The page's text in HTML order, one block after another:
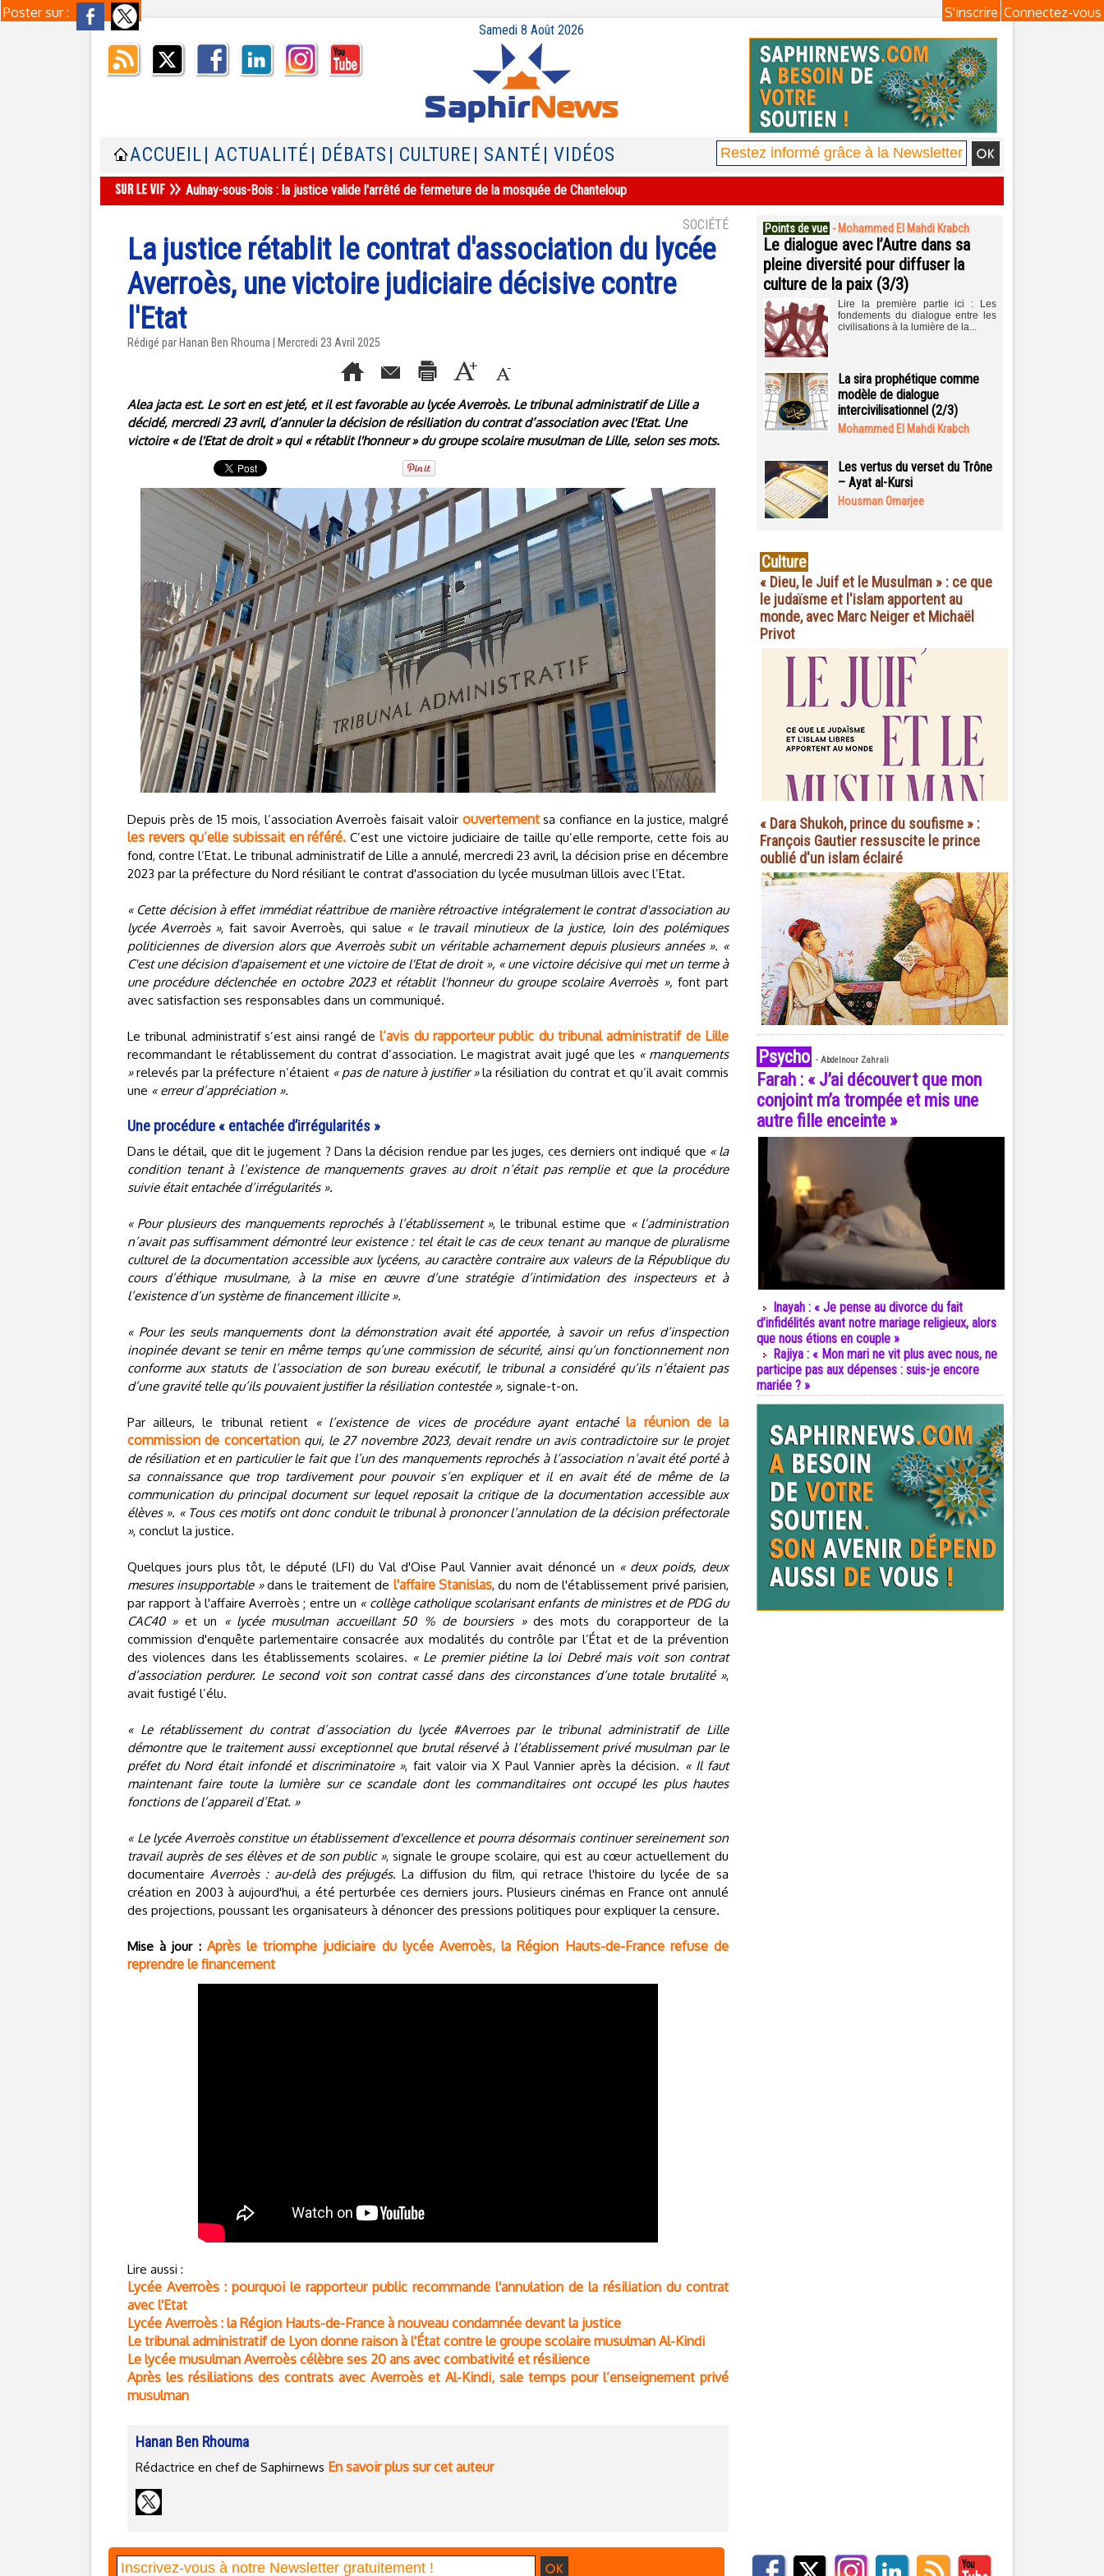
Poster sur : Connectez-vous
S'inscrire
Samedi 8 Août 2026
ACCUEIL | ACTUALITÉ | DÉBATS | CULTURE | SANTÉ | VIDÉOS
Aulnay-sous-Bois : la justice valide l'arrêté de fermeture de la mosquée de Chanteloup
SOCIÉTÉ
La justice rétablit le contrat d'association du lycée
Averroès, une victoire judiciaire décisive contre
l'Etat
Rédigé par Hanan Ben Rhouma | Mercredi 23 Avril 2025
Alea jacta est. Le sort en est jeté, et il est favorable au lycée Averroès. Le tribunal administratif de Lille a
décidé, mercredi 23 avril, d’annuler la décision de résiliation du contrat d’association avec l'Etat. Une
victoire « de l'Etat de droit » qui « rétablit l'honneur » du groupe scolaire musulman de Lille, selon ses mots.
Depuis près de 15 mois, l’association Averroès faisait valoir ouvertementsa confiance en la justice, malgré
les revers qu’elle subissait en référé. C’est une victoire judiciaire de taille qu’elle remporte, cette fois au
fond, contre l’Etat. Le tribunal administratif de Lille a annulé, mercredi 23 avril, la décision prise en décembre
2023 par la préfecture du Nord résiliant le contrat d'association du lycée musulman lillois avec l’Etat.
« Cette décision à effet immédiat réattribue de manière rétroactive intégralement le contrat d'association au
lycée Averroès », fait savoir Averroès, qui salue « le travail minutieux de la justice, loin des polémiques
politiciennes de diversion alors que Averroès subit un véritable acharnement depuis plusieurs années ». «
C'est une décision d'apaisement et une victoire de l'Etat de droit », « une victoire décisive qui met un terme à
une procédure déclenchée en octobre 2023 et rétablit l'honneur du groupe scolaire Averroès », font part
avec satisfaction ses responsables dans un communiqué.
Le tribunal administratif s’est ainsi rangé del’avis du rapporteur public du tribunal administratif de Lille
recommandant le rétablissement du contrat d’association. Le magistrat avait jugé que les « manquements
»relevés par la préfecture n’étaient « pas de nature à justifier »la résiliation du contrat et qu’il avait commis
une « erreur d’appréciation ».
Une procédure « entachée d’irrégularités »
Dans le détail, que dit le jugement ? Dans la décision rendue par les juges, ces derniers ont indiqué que « la
condition tenant à l’existence de manquements graves au droit n’était pas remplie et que la procédure
suivie était entachée d’irrégularités ».
« Pour plusieurs des manquements reprochés à l’établissement », le tribunal estime que « l’administration
n’avait pas suffisamment démontré leur existence : tel était le cas de ceux tenant au manque de pluralisme
culturel de la documentation accessible aux lycéens, au caractère contraire aux valeurs de la République du
cours d’éthique musulmane, à la mise en œuvre d’une stratégie d’intimidation des inspecteurs et à
l’existence d’un système de financement illicite ».
« Pour les seuls manquements dont la démonstration avait été apportée, à savoir un refus d’inspection
inopinée devant se tenir en même temps qu’une commission de sécurité, ainsi qu’un fonctionnement non
conforme aux statuts de l’association de son bureau exécutif, le tribunal a considéré qu’ils n’étaient pas
d’une gravité telle qu’ils pouvaient justifier la résiliation contestée », signale-t-on.
Par ailleurs, le tribunal retient « l’existence de vices de procédure ayant entaché la réunion de la
commission de concertation qui, le 27 novembre 2023, devait rendre un avis contradictoire sur le projet
de résiliation et en particulier le fait que l’un des manquements reprochés à l’association n’avait été porté à
sa connaissance que trop tardivement pour pouvoir s’en expliquer et il en avait été de même de la
communication du principal document sur lequel reposait la critique de la documentation accessible aux
élèves ». « Tous ces motifs ont donc conduit le tribunal à prononcer l’annulation de la décision préfectorale
», conclut la justice.
Quelques jours plus tôt, le député (LFI) du Val d'Oise Paul Vannier avait dénoncé un « deux poids, deux
mesures insupportable »dans le traitement de l'affaire Stanislas, du nom de l'établissement privé parisien,
par rapport à l'affaire Averroès ; entre un « collège catholique scolarisant enfants de ministres et de PDG du
CAC40 »et un « lycée musulman accueillant 50 % de boursiers »des mots du corapporteur de la
commission d'enquête parlementaire consacrée aux modalités du contrôle par l’État et de la prévention
des violences dans les établissements scolaires. « Le premier piétine la loi Debré mais voit son contrat
d’association perdurer. Le second voit son contrat cassé dans des circonstances d’une totale brutalité »,
avait fustigé l’élu.
« Le rétablissement du contrat d’association du lycée #Averroes par le tribunal administratif de Lille
démontre que le traitement aussi exceptionnel que brutal réservé à l’établissement privé musulman par le
préfet du Nord était infondé et discriminatoire », fait valoir via X Paul Vannier après la décision. « Il faut
maintenant faire toute la lumière sur ce scandale dont les commanditaires ont occupé les plus hautes
fonctions de l’appareil d’Etat. »
« Le lycée Averroès constitue un établissement d'excellence et pourra désormais continuer sereinement son
travail auprès de ses élèves et de son public », signale le groupe scolaire, qui est au cœur actuellement du
documentaire Averroès : au-delà des préjugés. La diffusion du film, qui retrace l'histoire du lycée de sa
création en 2003 à aujourd'hui, a été perturbée ces derniers jours. Plusieurs cinémas en France ont annulé
des projections, poussant les organisateurs à dénoncer des pressions politiques pour expliquer la censure.
Mise à jour : Après le triomphe judiciaire du lycée Averroès, la Région Hauts-de-France refuse de
reprendre le financement
Lire aussi :
Lycée Averroès : pourquoi le rapporteur public recommande l'annulation de la résiliation du contrat
avec l'Etat
Lycée Averroès : la Région Hauts-de-France à nouveau condamnée devant la justice
Le tribunal administratif de Lyon donne raison à l'État contre le groupe scolaire musulman Al-Kindi
Le lycée musulman Averroès célèbre ses 20 ans avec combativité et résilience
Après les résiliations des contrats avec Averroès et Al-Kindi, sale temps pour l’enseignement privé
musulman
Hanan Ben Rhouma
Rédactrice en chef de Saphirnews En savoir plus sur cet auteur
Points de vue - Mohammed El Mahdi Krabch
Le dialogue avec l’Autre dans sa
pleine diversité pour diffuser la
culture de la paix (3/3)
Lire la première partie ici : Les
fondements du dialogue entre les
civilisations à la lumière de la...
La sira prophétique comme
modèle de dialogue
intercivilisationnel (2/3)
Mohammed El Mahdi Krabch
Les vertus du verset du Trône
– Ayat al-Kursi
Housman Omarjee
Culture
« Dieu, le Juif et le Musulman » : ce que
le judaïsme et l'islam apportent au
monde, avec Marc Neiger et Michaël
Privot
« Dara Shukoh, prince du soufisme » :
François Gautier ressuscite le prince
oublié d'un islam éclairé
Psycho - Abdelnour Zahrali
Farah : « J’ai découvert que mon
conjoint m’a trompée et mis une
autre fille enceinte »
Inayah : « Je pense au divorce du fait
d’infidélités avant notre mariage religieux, alors
que nous étions en couple »
Rajiya : « Mon mari ne vit plus avec nous, ne
participe pas aux dépenses : suis-je encore
mariée ? »